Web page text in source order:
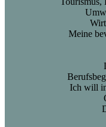
Meine
Ich will